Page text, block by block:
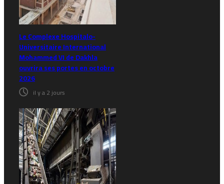
Le Complexe Hospitalo-
Universitaire International
Mohammed VI de Dakhla
ouvrira ses portes en octobre
2026
il y a 2 jours